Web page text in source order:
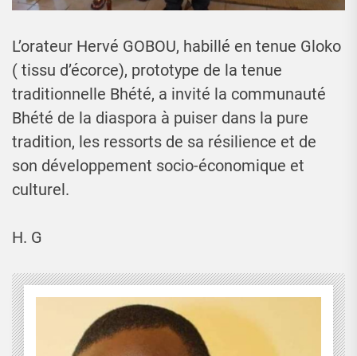
L’orateur Hervé GOBOU, habillé en tenue Gloko
( tissu d’écorce), prototype de la tenue
traditionnelle Bhété, a invité la communauté
Bhété de la diaspora à puiser dans la pure
tradition, les ressorts de sa résilience et de
son développement socio-économique et
culturel.
H. G